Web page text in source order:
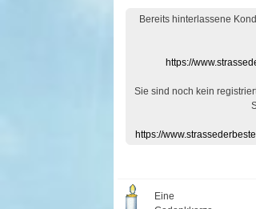
Bereits hinterlassene
https://
Sie sind noch kein
https://
Eine